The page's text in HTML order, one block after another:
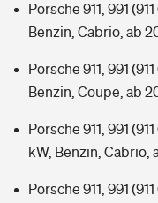
Porsche 911, 991
Benzin, Cabrio, ab
Porsche 911, 991
Benzin, Coupe, ab
Porsche 911, 991
kW, Benzin, Cabrio,
Porsche 911, 991